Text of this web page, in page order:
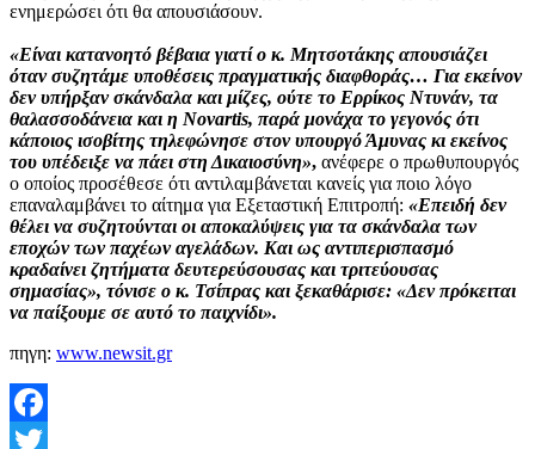
ενημερώσει ότι θα απουσιάσουν.
«Είναι κατανοητό βέβαια γιατί ο κ. Μητσοτάκης απουσιάζει
όταν συζητάμε υποθέσεις πραγματικής διαφθοράς… Για εκείνον
δεν υπήρξαν σκάνδαλα και μίζες, ούτε το Ερρίκος Ντυνάν, τα
θαλασσοδάνεια και η Novartis, παρά μονάχα το γεγονός ότι
κάποιος ισοβίτης τηλεφώνησε στον υπουργό Άμυνας κι εκείνος
του υπέδειξε να πάει στη Δικαιοσύνη», ανέφερε ο πρωθυπουργός
ο οποίος προσέθεσε ότι αντιλαμβάνεται κανείς για ποιο λόγο
επαναλαμβάνει το αίτημα για Εξεταστική Επιτροπή: «Επειδή δεν
θέλει να συζητούνται οι αποκαλύψεις για τα σκάνδαλα των
εποχών των παχέων αγελάδων. Και ως αντιπερισπασμό
κραδαίνει ζητήματα δευτερεύσουσας και τριτεύουσας
σημασίας», τόνισε ο κ. Τσίπρας και ξεκαθάρισε: «Δεν πρόκειται
να παίξουμε σε αυτό το παιχνίδι».
πηγη: www.newsit.gr
Facebook